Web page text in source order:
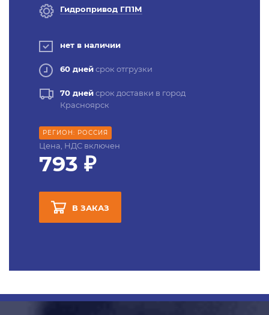
Гидропривод ГП1М
нет в наличии
60 днейсрок отгрузки
70 днейсрок доставки в город
Красноярск
РЕГИОН: РОССИЯ
Цена, НДС включен
793 ₽
В ЗАКАЗ